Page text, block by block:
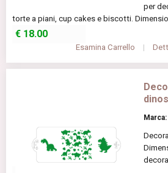
per
torte a piani, cup cakes e biscotti.
€ 18.00
Esamina Carrello |